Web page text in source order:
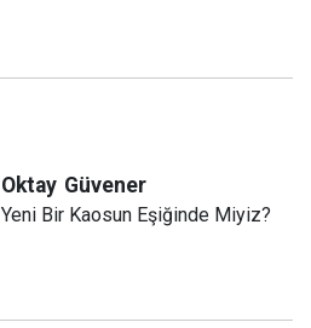
Oktay Güvener
Yeni Bir Kaosun Eşiğinde Miyiz?